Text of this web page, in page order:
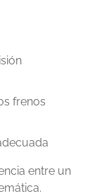
frenos
entre un